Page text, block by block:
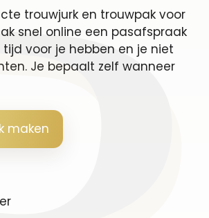
trouwjurk en trouwpak voor
snel online een pasafspraak
voor je hebben en je niet
Je bepaalt zelf wanneer
maken